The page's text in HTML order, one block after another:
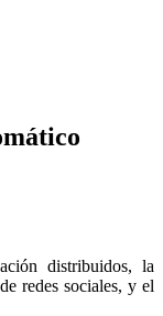
distribuidos, la
redes sociales, y el